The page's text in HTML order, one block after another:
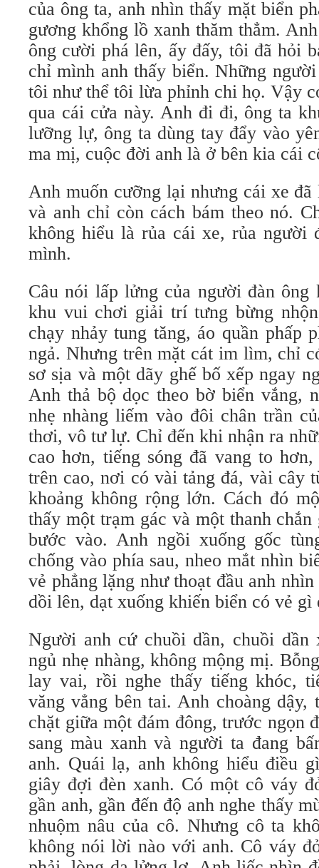
của ông ta, anh nhìn thấy mặt biển
gương khổng lồ xanh thăm thẳm.
ông cười phá lên, ấy đấy, tôi đã hỏi
chỉ mình anh thấy biển. Những
tôi như thể tôi lừa phỉnh chi họ. Vậy
qua cái cửa này. Anh đi đi, ông ta
lưỡng lự, ông ta dùng tay đẩy vào
ma mị, cuộc đời anh là ở bên kia cái
Anh muốn cưỡng lại nhưng cái xe
và anh chỉ còn cách bám theo nó.
không hiểu là rủa cái xe, rủa người
mình.
Câu nói lấp lửng của người đàn ông
khu vui chơi giải trí tưng bừng
chạy nhảy tung tăng, áo quần phấp
ngả. Nhưng trên mặt cát im lìm, chỉ
sơ sịa và một dãy ghế bố xếp ngay
Anh thả bộ dọc theo bờ biển vắng,
nhẹ nhàng liếm vào đôi chân trần
thơi, vô tư lự. Chỉ đến khi nhận ra
cao hơn, tiếng sóng đã vang to
trên cao, nơi có vài tảng đá, vài cây
khoảng không rộng lớn. Cách đó
thấy một trạm gác và một thanh
bước vào. Anh ngồi xuống gốc
chống vào phía sau, nheo mắt nhìn
vẻ phẳng lặng như thoạt đầu anh
dồi lên, dạt xuống khiến biển có vẻ
Người anh cứ chuồi dần, chuồi dần
ngủ nhẹ nhàng, không mộng mị.
lay vai, rồi nghe thấy tiếng khóc,
văng vẳng bên tai. Anh choàng dậy,
chặt giữa một đám đông, trước ngọn
sang màu xanh và người ta đang
anh. Quái lạ, anh không hiểu điều
giây đợi đèn xanh. Có một cô váy
gần anh, gần đến độ anh nghe thấy
nhuộm nâu của cô. Nhưng cô ta
không nói lời nào với anh. Cô váy